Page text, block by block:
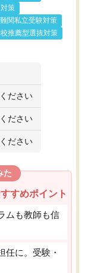
策
難関私立受験対策
推薦型選抜対策
ださい
ださい
ださい
た
すめポイント
ムも教師も信
任に。受験・